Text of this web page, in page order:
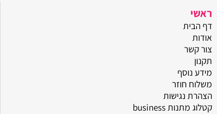
ראשי
דף הבית
אודות
צור קשר
תקנון
מידע נוסף
משלוח חוזר
הצהרת נגישות
קטלוג מתנות business